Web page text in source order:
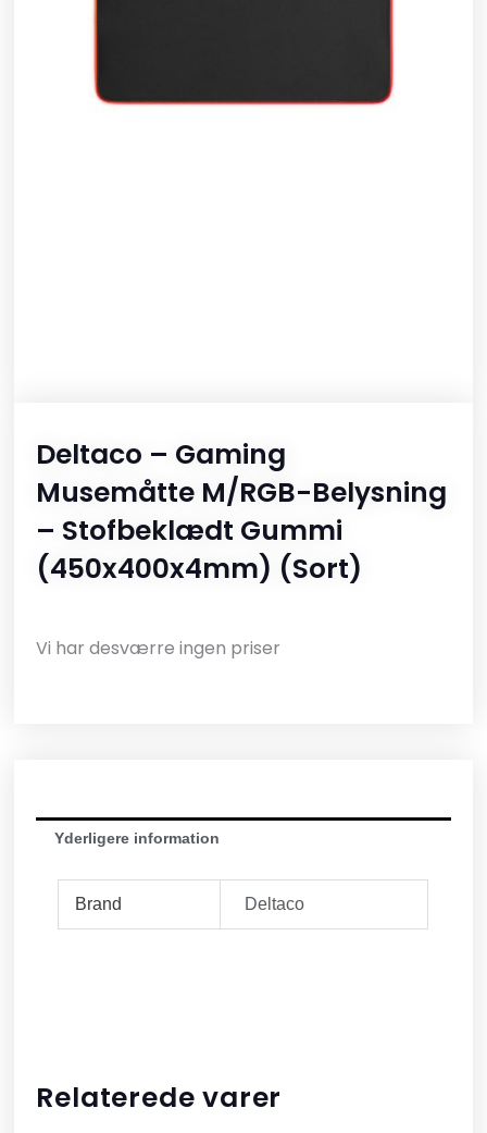
Deltaco – Gaming
Musemåtte M/RGB-Belysning
– Stofbeklædt Gummi
(450x400x4mm) (Sort)
Vi har desværre ingen priser
Yderligere information
Brand Deltaco
Relaterede varer